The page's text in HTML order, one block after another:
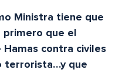
Ministra tiene que
primero que el
Hamas contra civiles
terrorista…y que